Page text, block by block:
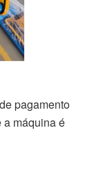
pagamento
a máquina é